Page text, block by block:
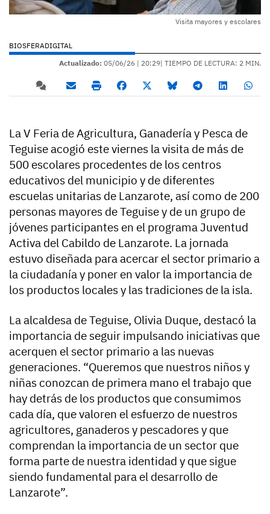
Visita mayores y escolares
BIOSFERADIGITAL
Actualizado: 05/06/26 | 20:29| TIEMPO DE LECTURA: 2 MIN.
La V Feria de Agricultura, Ganadería y Pesca de
Teguise acogió este viernes la visita de más de
500 escolares procedentes de los centros
educativos del municipio y de diferentes
escuelas unitarias de Lanzarote, así como de 200
personas mayores de Teguise y de un grupo de
jóvenes participantes en el programa Juventud
Activa del Cabildo de Lanzarote. La jornada
estuvo diseñada para acercar el sector primario a
la ciudadanía y poner en valor la importancia de
los productos locales y las tradiciones de la isla.
La alcaldesa de Teguise, Olivia Duque, destacó la
importancia de seguir impulsando iniciativas que
acerquen el sector primario a las nuevas
generaciones. “Queremos que nuestros niños y
niñas conozcan de primera mano el trabajo que
hay detrás de los productos que consumimos
cada día, que valoren el esfuerzo de nuestros
agricultores, ganaderos y pescadores y que
comprendan la importancia de un sector que
forma parte de nuestra identidad y que sigue
siendo fundamental para el desarrollo de
Lanzarote”.